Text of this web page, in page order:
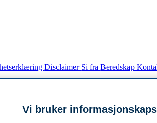
Disclaimer Si fraBeredskap
Vi bruker